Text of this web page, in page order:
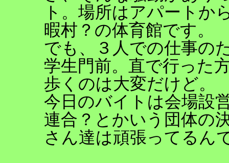
ト。場所はアパートか
暇村？の体育館です。
でも、３人での仕事の
学生門前。直で行った
歩くのは大変だけど。
今日のバイトは会場設
連合？とかいう団体の
さん達は頑張ってるん